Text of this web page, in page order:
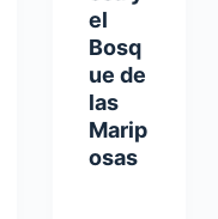
el
Bosq
ue de
las
Marip
osas